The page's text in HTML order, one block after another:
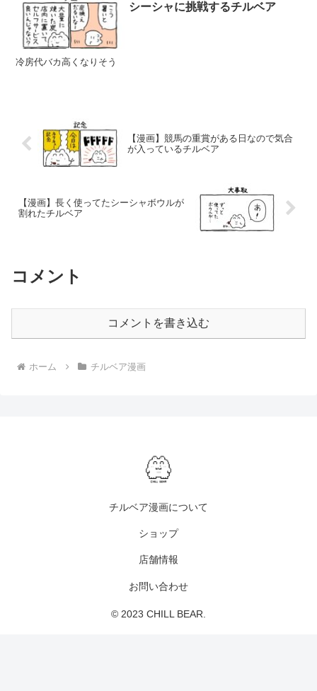
シーシャに挑戦するチルベア
冷房代バカ高くなりそう
【漫画】競馬の重賞がある日なので気合
が入っているチルベア
【漫画】長く使ってたシーシャボウルが
割れたチルベア
コメント
コメントを書き込む
ホーム チルベア漫画
チルベア漫画について
ショップ
店舗情報
お問い合わせ
© 2023 CHILL BEAR.